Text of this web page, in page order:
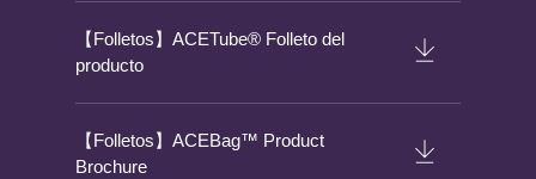
【Folletos】ACETube® Folleto del
producto
【Folletos】ACEBag™ Product
Brochure